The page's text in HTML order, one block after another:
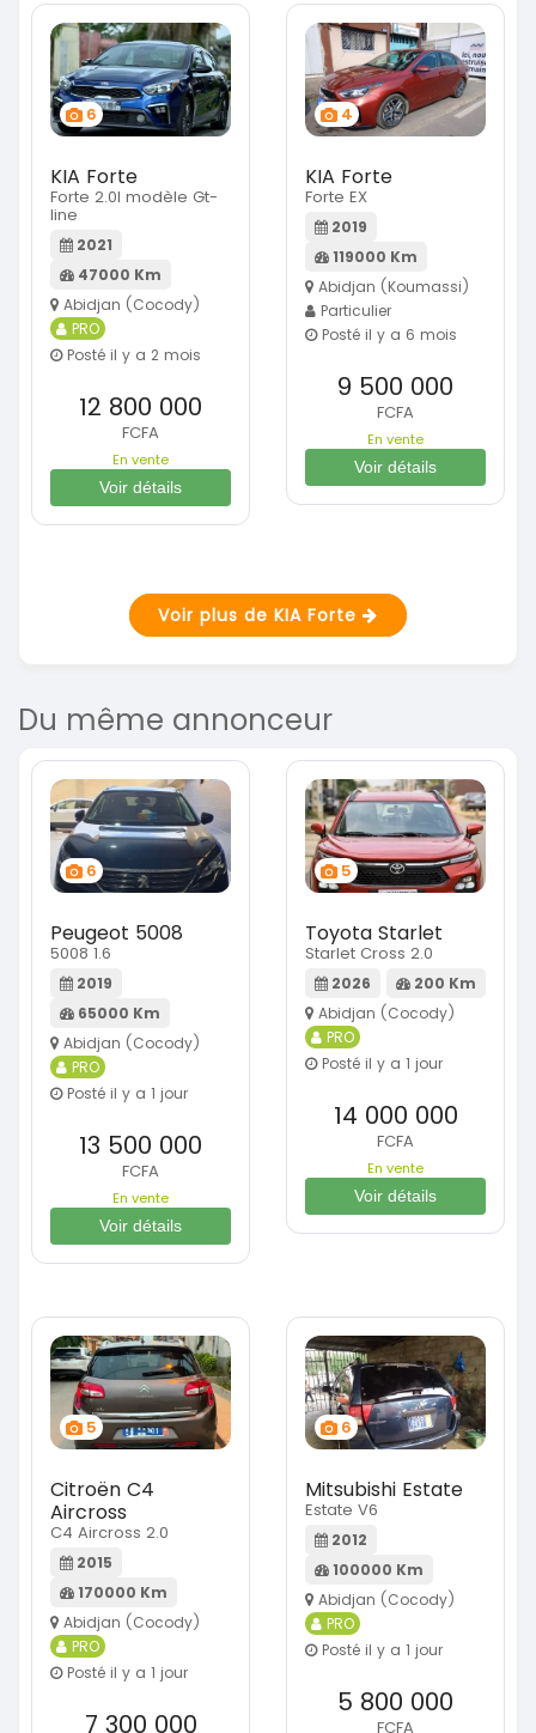
6
KIA Forte
Forte 2.0l modèle Gt-
line
2021
47000 Km
Abidjan (Cocody)
PRO
Posté il y a 2 mois
12 800 000
FCFA
En vente
Voir détails
4
KIA Forte
Forte EX
2019
119000 Km
Abidjan (Koumassi)
Particulier
Posté il y a 6 mois
9 500 000
FCFA
En vente
Voir détails
Voir plus de KIA Forte
Du même annonceur
6
Peugeot 5008
5008 1.6
2019
65000 Km
Abidjan (Cocody)
PRO
Posté il y a 1 jour
13 500 000
FCFA
En vente
Voir détails
5
Toyota Starlet
Starlet Cross 2.0
2026
200 Km
Abidjan (Cocody)
PRO
Posté il y a 1 jour
14 000 000
FCFA
En vente
Voir détails
5
Citroën C4
Aircross
C4 Aircross 2.0
2015
170000 Km
Abidjan (Cocody)
PRO
Posté il y a 1 jour
7 300 000
6
Mitsubishi Estate
Estate V6
2012
100000 Km
Abidjan (Cocody)
PRO
Posté il y a 1 jour
5 800 000
FCFA